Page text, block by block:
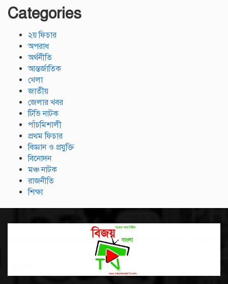
Categories
২য় ফিচার
অপরাধ
অর্থনীতি
আন্তর্জাতিক
খেলা
জাতীয়
জেলার খবর
টিভি নাটক
পাঁচমিশালী
প্রথম ফিচার
বিজ্ঞান ও প্রযুক্তি
বিনোদন
মঞ্চ নাটক
রাজনীতি
শিক্ষা